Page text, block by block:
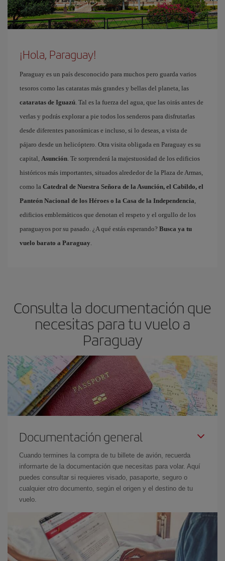
¡Hola, Paraguay!
Paraguay es un país desconocido para muchos pero guarda varios
tesoros como las cataratas más grandes y bellas del planeta, las
cataratas de Iguazú . Tal es la fuerza del agua, que las oirás antes de
verlas y podrás explorar a pie todos los senderos para disfrutarlas
desde diferentes panorámicas e incluso, si lo deseas, a vista de
pájaro desde un helicóptero. Otra visita obligada en Paraguay es su
capital, Asunción . Te sorprenderá la majestuosidad de los edificios
históricos más importantes, situados alrededor de la Plaza de Armas,
como la Catedral de Nuestra Señora de la Asunción, el Cabildo, el
Panteón Nacional de los Héroes o la Casa de la Independencia
edificios emblemáticos que denotan el respeto y el orgullo de los
paraguayos por su pasado. ¿A qué estás esperando? Busca ya tu
vuelo barato a Paraguay
Consulta la documentación que
necesitas para tu vuelo a
Paraguay
Documentación general
Cuando termines la compra de tu billete de avión, recuerda
informarte de la documentación que necesitas para volar. Aquí
puedes consultar si requieres visado, pasaporte, seguro o
cualquier otro documento, según el origen y el destino de tu
vuelo.